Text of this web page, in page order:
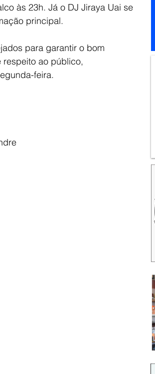
às 23h. Já o DJ Jiraya Uai se
principal.
para garantir o bom
ao público,
feira.